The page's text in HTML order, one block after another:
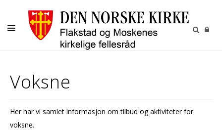
BARN OG UNGE
Voksne
Her har vi samlet informasjon om tilbud og aktiviteter for
voksne.